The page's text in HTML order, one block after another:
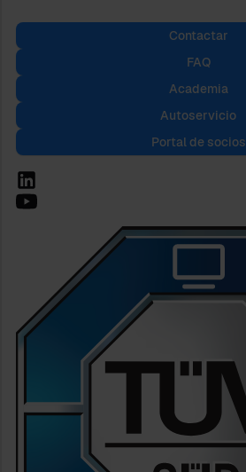
Contactar
FAQ
Academia
Autoservicio
Portal de socios